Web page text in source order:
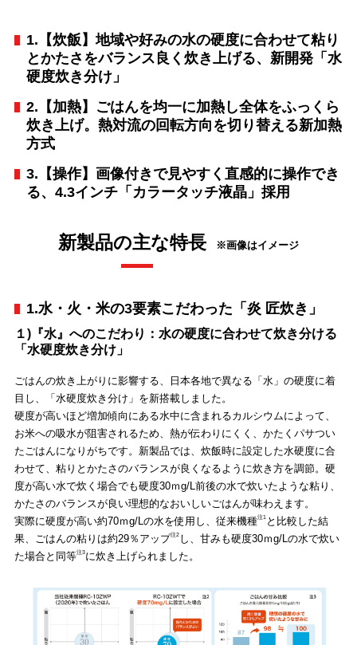
1.【炊飯】地域や好みの水の硬度に合わせて粘り
とかたさをバランス良く炊き上げる、新開発「水
硬度炊き分け」
2.【加熱】ごはんを均一に加熱し全体をふっくら
炊き上げ。熱対流の回転方向を切り替える新加熱
方式
3.【操作】画像付きで見やすく直感的に操作でき
る、4.3インチ「カラータッチ液晶」採用
新製品の主な特長 ※画像はイメージ
1.水・火・米の3要素こだわった「炎 匠炊き」
１)『水』へのこだわり：水の硬度に合わせて炊き分ける
「水硬度炊き分け」
ごはんの炊き上がりに影響する、日本各地で異なる「水」の硬度に着
目し、「水硬度炊き分け」を新搭載しました。
硬度が高いほど増加傾向にある水中に含まれるカルシウムによって、
お米への吸水が阻害されるため、熱が伝わりにくく、かたくパサつい
たごはんになりがちです。新製品では、炊飯時に設定した水硬度に合
わせて、粘りとかたさのバランスが良くなるように炊き方を調節。硬
度が高い水で炊く場合でも硬度30ｍg/L前後の水で炊いたような粘り、
かたさのバランスが良い理想的なおいしいごはんが味わえます。
実際に硬度が高い約70ｍg/Lの水を使用し、従来機種注1 と比較した結
果、ごはんの粘りは約29％アップ注2 し、甘みも硬度30ｍg/Lの水で炊い
た場合と同等注3に炊き上げられました。